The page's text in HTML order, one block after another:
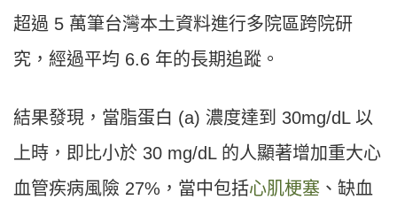
超過 5 萬筆台灣本土資料進行多院區跨院研
究，經過平均 6.6 年的長期追蹤。
結果發現，當脂蛋白 (a) 濃度達到 30mg/dL 以
上時，即比小於 30 mg/dL 的人顯著增加重大心
血管疾病風險 27%，當中包括心肌梗塞 、缺血